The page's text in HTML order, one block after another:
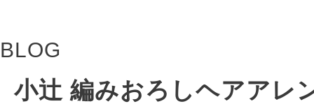
BLOG
小辻 編みおろしヘアアレ